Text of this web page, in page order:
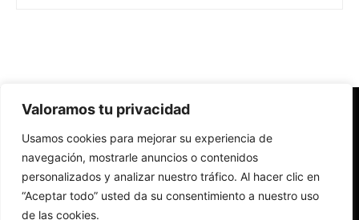
Valoramos tu privacidad
Usamos cookies para mejorar su experiencia de
navegación, mostrarle anuncios o contenidos
personalizados y analizar nuestro tráfico. Al hacer clic en
“Aceptar todo” usted da su consentimiento a nuestro uso
de las cookies.
Redes Cristianas
Una mirada alternativa sobre la Iglesia católica y la sociedad
- Colectivos de Redes Cristianas